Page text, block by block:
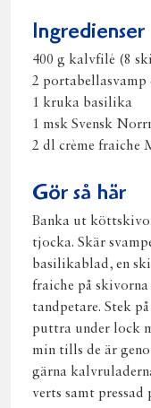
Ingredienser
400 g kalvfilé (8
2 portabellasvamp
1 kruka basilika
1 msk Svensk
2 dl crème fraiche
Gör så här
Banka ut
tjocka. Skär
basilikablad, en
fraiche på
tandpetare. Stek
puttra under lock
min tills de är
gärna
verts samt pressad